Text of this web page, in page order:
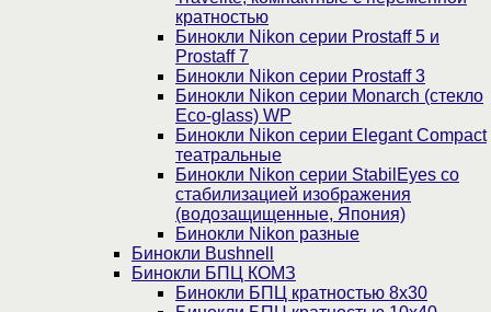
кратностью
Бинокли Nikon серии Prostaff 5 и
Prostaff 7
Бинокли Nikon серии Prostaff 3
Бинокли Nikon серии Monarch (стекло
Eco-glass) WP
Бинокли Nikon серии Elegant Compact
театральные
Бинокли Nikon серии StabilEyes со
стабилизацией изображения
(водозащищенные, Япония)
Бинокли Nikon разные
Бинокли Bushnell
Бинокли БПЦ КОМЗ
Бинокли БПЦ кратностью 8х30